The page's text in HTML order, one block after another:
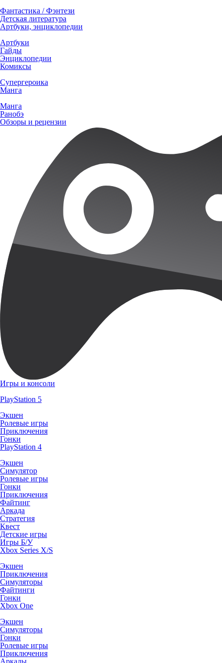
Фантастика / Фэнтези
Детская литература
Артбуки, энциклопедии
Артбуки
Гайды
Энциклопедии
Комиксы
Супергероика
Манга
Манга
Ранобэ
Обзоры и рецензии
Игры и консоли
PlayStation 5
Экшен
Ролевые игры
Приключения
Гонки
PlayStation 4
Экшен
Симулятор
Ролевые игры
Гонки
Приключения
Файтинг
Аркада
Стратегия
Квест
Детские игры
Игры Б/У
Xbox Series X/S
Экшен
Приключения
Симуляторы
Файтинги
Гонки
Xbox One
Экшен
Симуляторы
Гонки
Ролевые игры
Приключения
Аркады